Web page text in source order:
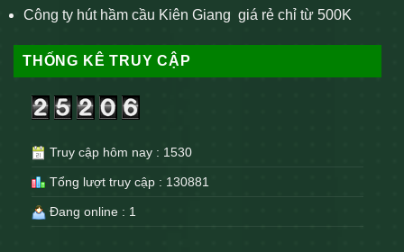
Công ty hút hầm cầu Kiên Giang giá rẻ chỉ từ 500K
THỐNG KÊ TRUY CẬP
Truy cập hôm nay : 1530
Tổng lượt truy cập : 130881
Đang online : 1